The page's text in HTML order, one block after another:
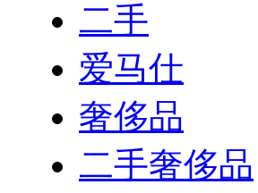
二手
爱马仕
奢侈品
二手奢侈品